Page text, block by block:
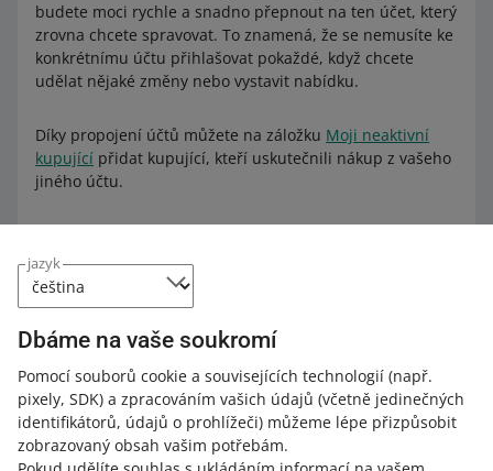
jazyk
Dbáme na vaše soukromí
Pomocí souborů cookie a souvisejících technologií (např.
pixely, SDK) a zpracováním vašich údajů (včetně jedinečných
identifikátorů, údajů o prohlížeči) můžeme lépe přizpůsobit
zobrazovaný obsah vašim potřebám.
budete moci rychle a snadno přepnout na ten účet, který
zrovna chcete spravovat. To znamená, že se nemusíte ke
konkrétnímu účtu přihlašovat pokaždé, když chcete
udělat nějaké změny nebo vystavit nabídku.
Díky propojení účtů můžete na záložku Moji neaktivní
kupující přidat kupující, kteří uskutečnili nákup z vašeho
jiného účtu.
Jak propojit účty
Přejděte na záložkuPropojené účty.
Klikněte na [propojit účty].
Zadejte přihlašovací jméno a potvrďte, že se jedná o